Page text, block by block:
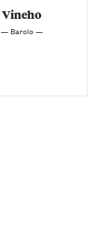
Vineho
— Barolo —